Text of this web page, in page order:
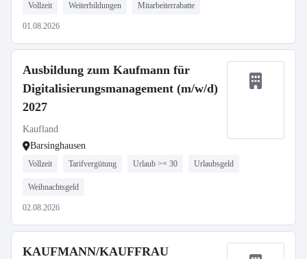
Vollzeit Weiterbildungen Mitarbeiterrabatte
01.08.2026
Ausbildung zum Kaufmann für
Digitalisierungsmanagement (m/w/d)
2027
Kaufland
Barsinghausen
Vollzeit Tarifvergütung Urlaub >= 30 Urlaubsgeld
Weihnachtsgeld
02.08.2026
KAUFMANN/KAUFFRAU